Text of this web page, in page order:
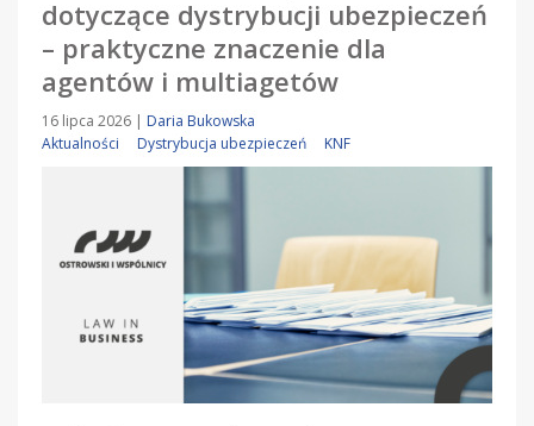
dotyczące dystrybucji ubezpieczeń
– praktyczne znaczenie dla
agentów i multiagetów
16 lipca 2026 | Daria Bukowska
Aktualności
Dystrybucja ubezpieczeń KNF